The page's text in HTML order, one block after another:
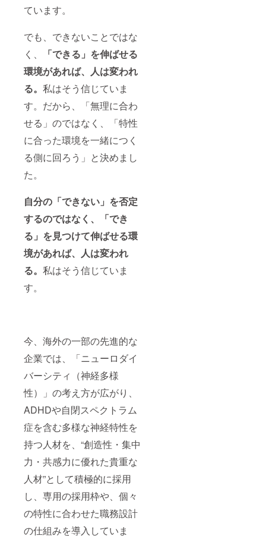
ています。
でも、できないことではな
く、
「できる」を伸ばせる
環境があれば、人は変われ
る。 私はそう信じていま
す。だから、「無理に合わ
せる」のではなく、「特性
に合った環境を一緒につく
る側に回ろう」と決めまし
た。
自分の「できない」を否定
するのではなく、「でき
る」を見つけて伸ばせる環
境があれば、人は変われ
る。 私はそう信じていま
す。
今、海外の一部の先進的な
企業では、「ニューロダイ
バーシティ（神経多様
性）」の考え方が広がり、
ADHDや自閉スペクトラム
症を含む多様な神経特性を
持つ人材を、“創造性・集中
力・共感力に優れた貴重な
人材”として積極的に採用
し、専用の採用枠や、個々
の特性に合わせた職務設計
の仕組みを導入していま